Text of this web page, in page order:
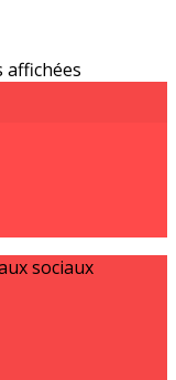
affichées
sociaux